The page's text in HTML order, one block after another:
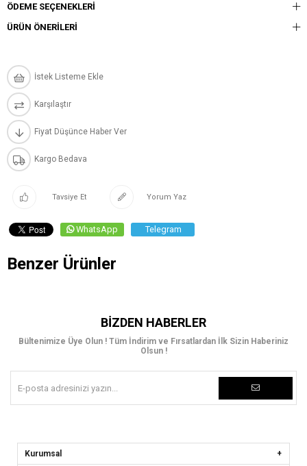
ÖDEME SEÇENEKLERI
ÜRÜN ÖNERILERI
İstek Listeme Ekle
Karşılaştır
Fiyat Düşünce Haber Ver
Kargo Bedava
Tavsiye Et Yorum Yaz
WhatsApp Telegram
Benzer Ürünler
BIZDEN HABERLER
Bültenimize Üye Olun ! Tüm İndirim ve Fırsatlardan İlk Sizin Haberiniz
Olsun !
Kurumsal